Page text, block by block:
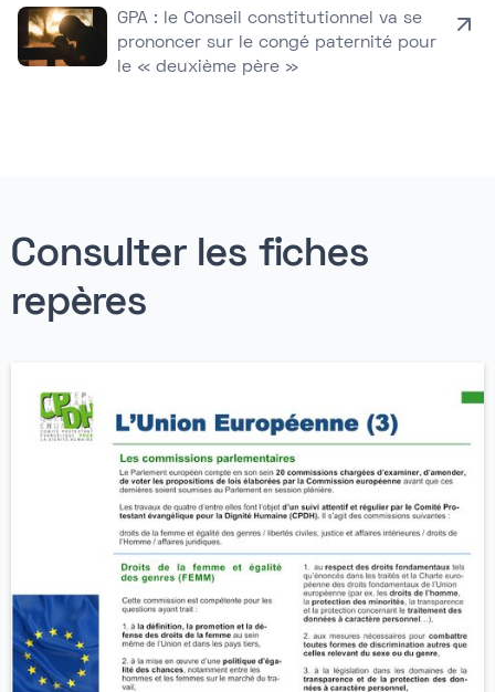
GPA : le Conseil constitutionnel va se
prononcer sur le congé paternité pour
le « deuxième père »
Consulter les fiches
repères